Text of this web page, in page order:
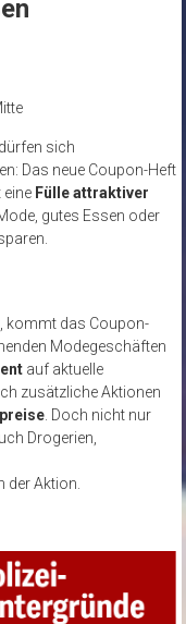
sich
Das neue Coupon-Heft
Fülle attraktiver
gutes Essen oder
kommt das Coupon-
Modegeschäften
auf aktuelle
zusätzliche Aktionen
. Doch nicht nur
Drogerien,
der Aktion.